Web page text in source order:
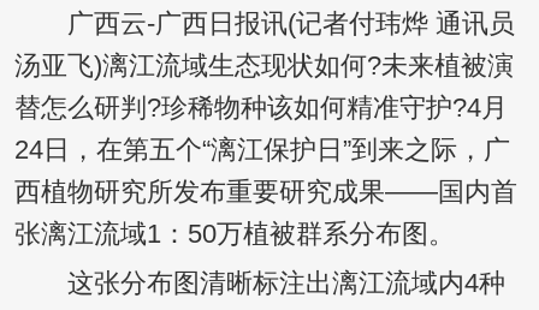
广西云-广西日报讯(记者付玮烨 通讯员
汤亚飞)漓江流域生态现状如何?未来植被演
替怎么研判?珍稀物种该如何精准守护?4月
24日，在第五个“漓江保护日”到来之际，广
西植物研究所发布重要研究成果——国内首
张漓江流域1：50万植被群系分布图。
这张分布图清晰标注出漓江流域内4种